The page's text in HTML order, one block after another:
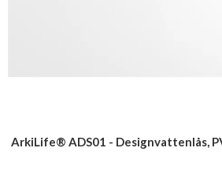
ArkiLife® ADS01 - Designvattenlås,